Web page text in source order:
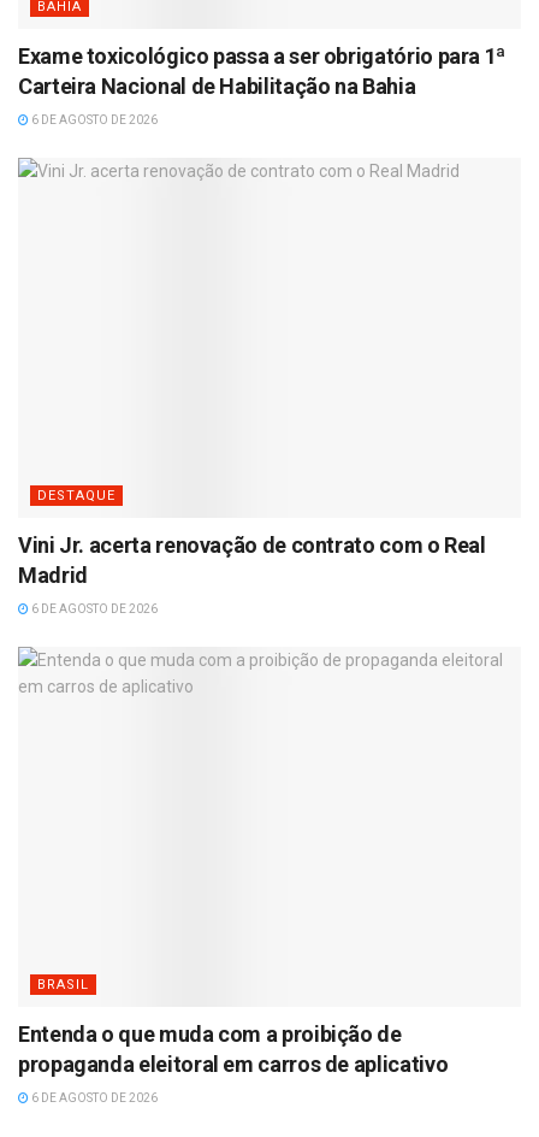
BAHIA
Exame toxicológico passa a ser obrigatório para 1ª
Carteira Nacional de Habilitação na Bahia
6 DE AGOSTO DE 2026
DESTAQUE
Vini Jr. acerta renovação de contrato com o Real
Madrid
6 DE AGOSTO DE 2026
BRASIL
Entenda o que muda com a proibição de
propaganda eleitoral em carros de aplicativo
6 DE AGOSTO DE 2026